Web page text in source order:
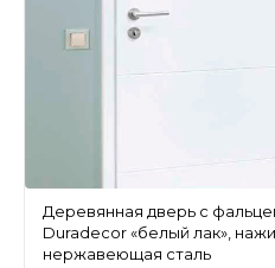
Деревянная дверь с
Duradecor «белый лак»,
нержавеющая сталь